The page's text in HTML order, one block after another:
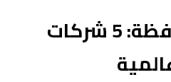
استثمارات المحفظة: 5 شركات